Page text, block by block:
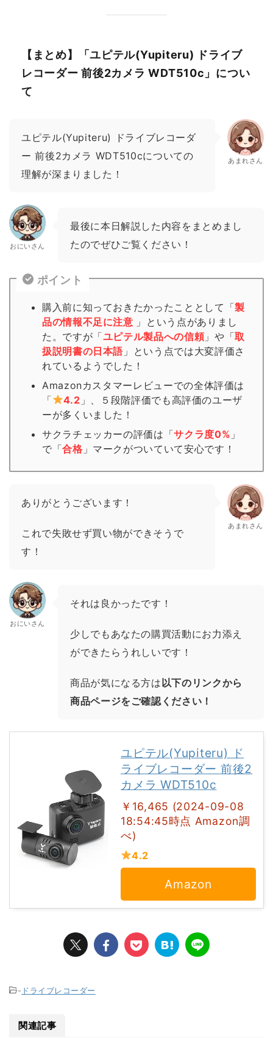
【まとめ】「ユピテル(Yupiteru) ドライブ
レコーダー 前後2カメラ WDT510c」につい
て
ユピテル(Yupiteru) ドライブレコーダ
ー 前後2カメラ WDT510cについての
理解が深まりました！
あまれさん
おにいさん
最後に本日解説した内容をまとめまし
たのでぜひご覧ください！
ポイント
購入前に知っておきたかったこととして「製
品の情報不足に注意 」という点がありまし
た。ですが「ユピテル製品への信頼」や「取
扱説明書の日本語 」という点では大変評価さ
れているようでした！
Amazonカスタマーレビューでの全体評価は
「
4.2 」、５段階評価でも高評価のユーザ
ーが多くいました！
サクラチェッカーの評価は「サクラ度0% 」
で「合格 」 マーク がついていて安心です！
ありがとうございます！
これで失敗せず買い物ができそうで
す！
あまれさん
おにいさん
それは良かったです！
少しでもあなたの購買活動にお力添え
ができたらうれしいです！
商品が気になる方は以下のリンクから
商品ページをご確認ください！
ユピテル(Yupiteru) ド
ライブレコーダー 前後2
カメラ WDT510c
￥16,465 (2024-09-08
18:54:45時点 Amazon調
べ)
4.2
Amazon
- ドライブレコーダー
関連記事